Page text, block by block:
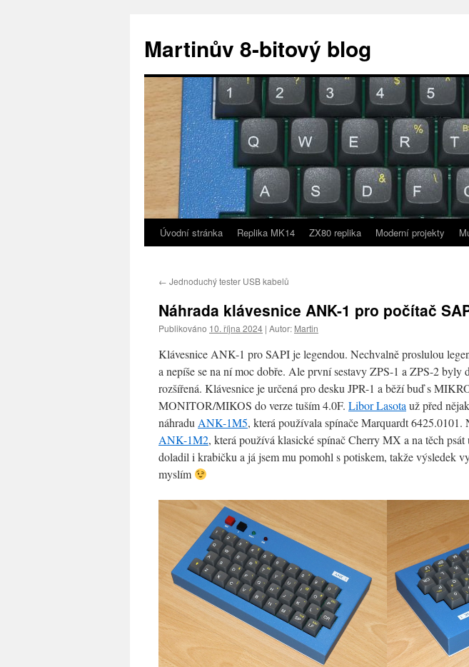
obsahu
webu
Martinův 8-bitový blog
Úvodní stránka Replika MK14 ZX80 replika Moderní projekty
← Jednoduchý tester USB kabelů
Náhrada klávesnice ANK-1 pro počítač
Publikováno 10. října 2024 | Autor: Martin
Klávesnice ANK-1 pro SAPI je legendou. Nechvalně proslulou
a nepíše se na ní moc dobře. Ale první sestavy ZPS-1 a ZPS-2 byly
rozšířená. Klávesnice je určená pro desku JPR-1 a běží buď s
MONITOR/MIKOS do verze tuším 4.0F. Libor Lasota už před
náhradu ANK-1M5, která používala spínače Marquardt
ANK-1M2, která používá klasické spínač Cherry MX a na těch
doladil i krabičku a já jsem mu pomohl s potiskem, takže výsledek
myslím